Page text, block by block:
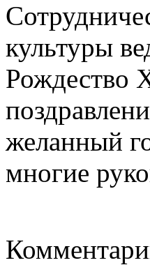
культуры
Рождество
желанный
многие